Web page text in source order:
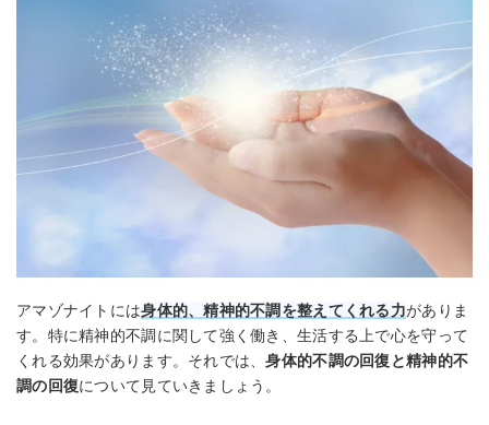
アマゾナイトには身体的、精神的不調を整えてくれる力がありま
す。特に精神的不調に関して強く働き、生活する上で心を守って
くれる効果があります。それでは、身体的不調の回復と精神的不
調の回復について見ていきましょう。